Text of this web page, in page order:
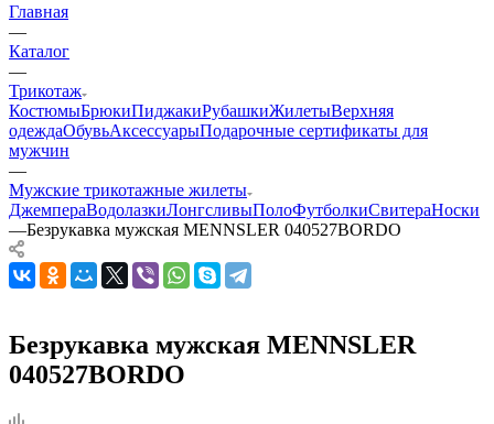
Главная
—
Каталог
—
Трикотаж
КостюмыБрюкиПиджакиРубашкиЖилетыВерхняя
одеждаОбувьАксессуарыПодарочные сертификаты для
мужчин
—
Мужские трикотажные жилеты
ДжемпераВодолазкиЛонгсливыПолоФутболкиСвитераНоски
—Безрукавка мужская MENNSLER 040527BORDO
Безрукавка мужская MENNSLER
040527BORDO